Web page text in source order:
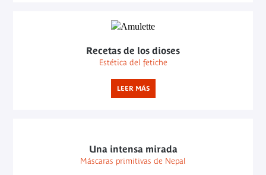
Recetas de los dioses
Estética del fetiche
LEER MÁS
Una intensa mirada
Máscaras primitivas de Nepal